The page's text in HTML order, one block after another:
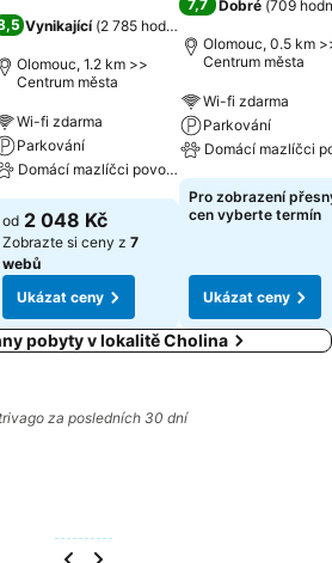
Vynikající (2 785 hodnocení
Olomouc, 1.2 km >>
Centrum města
Wi-fi zdarma
Parkování
Domácí mazlíčci povoleni
od 2 048 Kč
Zobrazte si ceny z 7
webů
Ukázat ceny
7,7 Dobré (709
Olomouc, 0.5 km
Centrum města
Wi-fi zdarma
Parkování
Domácí mazlíčci
Pro zobrazení
cen vyberte termín
Ukázat ceny
pobyty v lokalitě Cholina
za posledních 30 dní